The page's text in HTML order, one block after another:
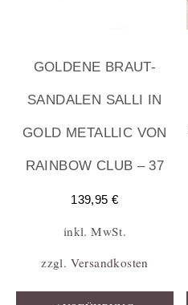
GOLDENE BRAUT-
SANDALEN SALLI IN
GOLD METALLIC VON
RAINBOW CLUB – 37
139,95€
inkl. MwSt.
zzgl. Versandkosten